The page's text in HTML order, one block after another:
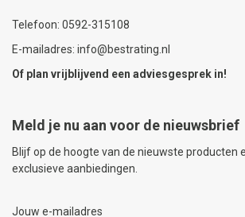
Telefoon: 0592-315108
E-mailadres: info@bestrating.nl
Of plan vrijblijvend een adviesgesprek in!
Meld je nu aan voor de nieuwsbrief
Blijf op de hoogte van de nieuwste producten
exclusieve aanbiedingen.